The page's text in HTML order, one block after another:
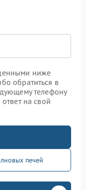
ниже
обратиться в
телефону
на свой
печей